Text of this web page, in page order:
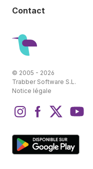
Contact
© 2005 - 2026
Trabber Software S.L.
Notice légale